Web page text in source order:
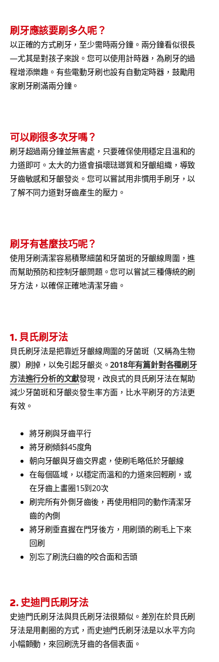
刷牙應該要刷多久呢？
以正確的方式刷牙，至少需時兩分鐘。兩分鐘看似很長
—尤其是對孩子來說。您可以使用計時器，為刷牙的過
程增添樂趣。有些電動牙刷也設有自動定時器，鼓勵用
家刷牙刷滿兩分鐘。
可以刷很多次牙嗎？
刷牙超過兩分鐘並無害處，只要確保使用穩定且溫和的
力道即可。太大的力道會損壞琺瑯質和牙齦組織，導致
牙齒敏感和牙齦發炎。您可以嘗試用非慣用手刷牙，以
了解不同力道對牙齒產生的壓力。
刷牙有甚麼技巧呢？
使用牙刷清潔容易積聚細菌和牙菌斑的牙齦線周圍，進
而幫助預防和控制牙齦問題。您可以嘗試三種傳統的刷
牙方法，以確保正確地清潔牙齒。
1. 貝氏刷牙法
貝氏刷牙法是把靠近牙齦線周圍的牙菌斑（又稱為生物
膜）刷掉，以免引起牙齦炎。2018年有篇針對各種刷牙
方法進行分析的文獻發現，改良式的貝氏刷牙法在幫助
減少牙菌斑和牙齦炎發生率方面，比水平刷牙的方法更
有效。
將牙刷與牙齒平行
將牙刷傾斜45度角
朝向牙齦與牙齒交界處，使刷毛略低於牙齦線
在每個區域，以穩定而溫和的力道來回輕刷，或
在牙齒上畫圈15到20次
刷完所有外側牙齒後，再使用相同的動作清潔牙
齒的內側
將牙刷垂直握在門牙後方，用刷頭的刷毛上下來
回刷
別忘了刷洗臼齒的咬合面和舌頭
2. 史迪門氏刷牙法
史迪門氏刷牙法與貝氏刷牙法很類似。差別在於貝氏刷
牙法是用劃圈的方式，而史迪門氏刷牙法是以水平方向
小幅顫動，來回刷洗牙齒的各個表面。